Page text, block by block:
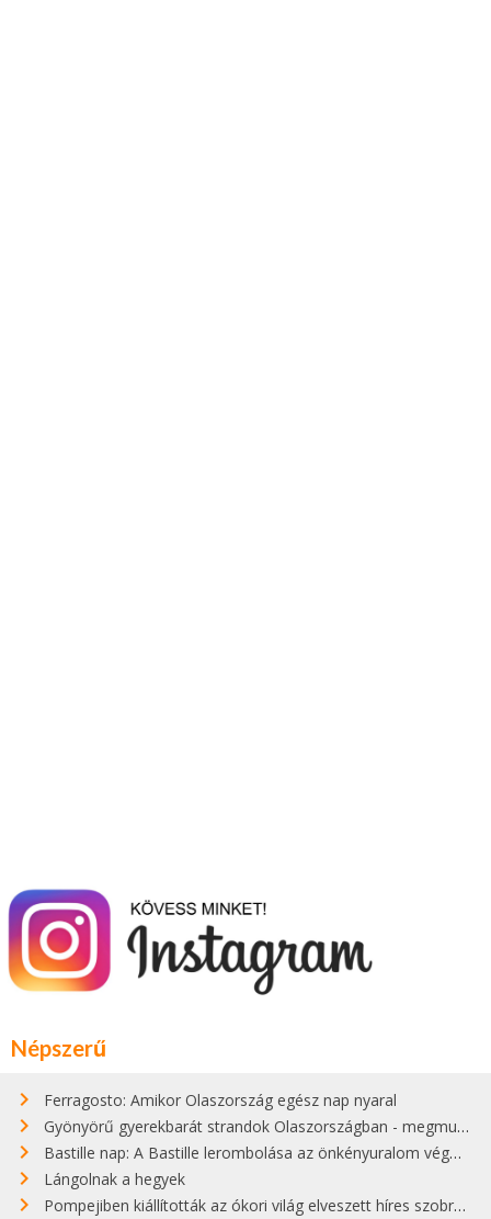
Népszerű
Ferragosto: Amikor Olaszország egész nap nyaral
Gyönyörű gyerekbarát strandok Olaszországban - megmutatjuk a 15 legjobbat
Bastille nap: A Bastille lerombolása az önkényuralom végét jelentette
Lángolnak a hegyek
Pompejiben kiállították az ókori világ elveszett híres szobrának másolatát